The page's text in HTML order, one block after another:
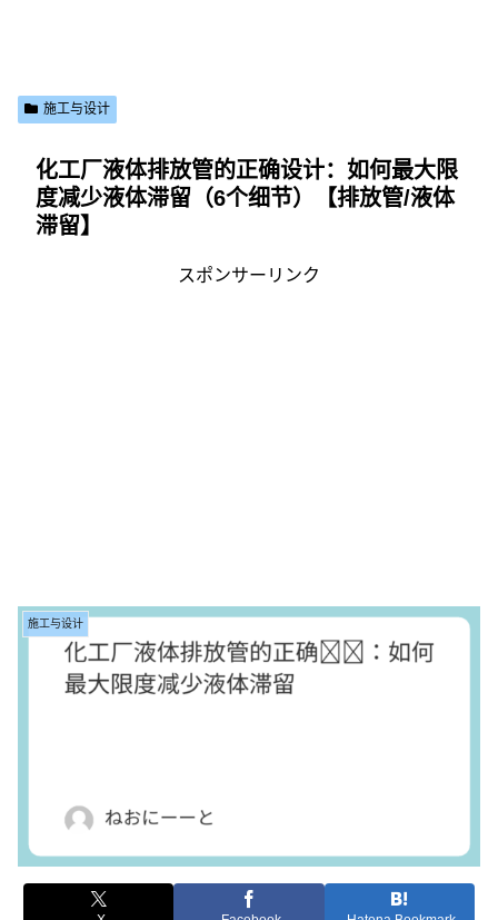
施工与设计
化工厂液体排放管的正确设计：如何最大限
度减少液体滞留（6个细节）【排放管/液体
滞留】
スポンサーリンク
施工与设计